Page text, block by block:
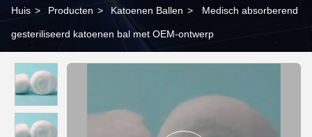
Huis > Producten > Katoenen Ballen > Medisch absorberend
gesteriliseerd katoenen bal met OEM-ontwerp